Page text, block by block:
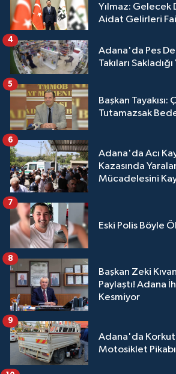
Yılmaz: Gelecek
Aidat Gelirleri
Adana'da Pes
Takıları
4
Başkan
Tutamazsak
5
Adana'da Acı
Kazasında
Mücadelesini
6
Eski Polis Böyle
7
Başkan Zeki
Paylaştı! Adana
Kesmiyor
8
Adana'da
Motosiklet
9